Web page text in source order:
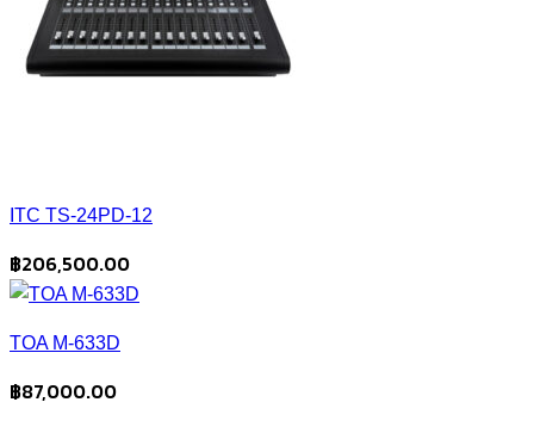
ITC TS-24PD-12
฿206,500.00
TOA M-633D
฿87,000.00